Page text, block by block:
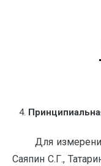
Для измерения
Саяпин C.Г.,